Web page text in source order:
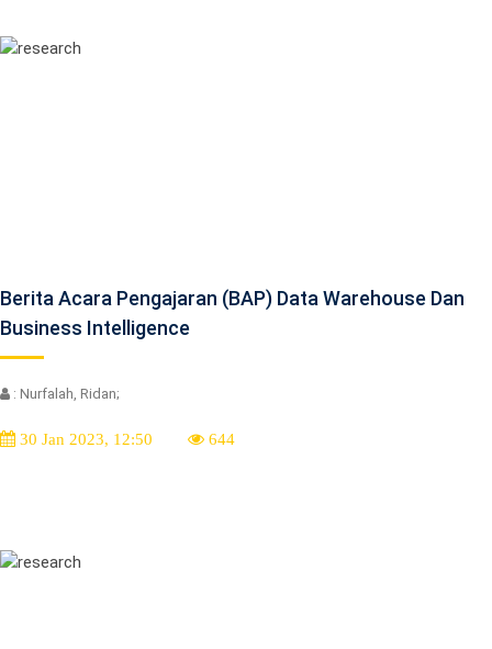
Berita Acara Pengajaran (BAP) Data Warehouse Dan
Business Intelligence
: Nurfalah, Ridan;
30 Jan 2023, 12:50 644